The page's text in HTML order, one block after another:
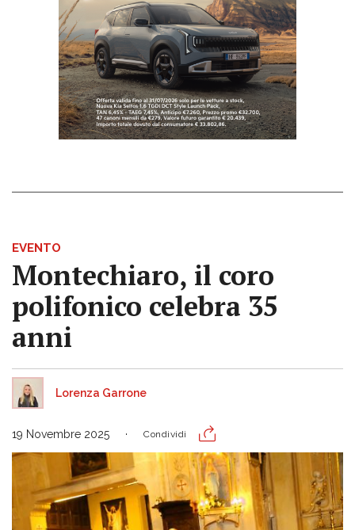
EVENTO
Montechiaro, il coro
polifonico celebra 35
anni
Lorenza Garrone
19 Novembre 2025 Condividi